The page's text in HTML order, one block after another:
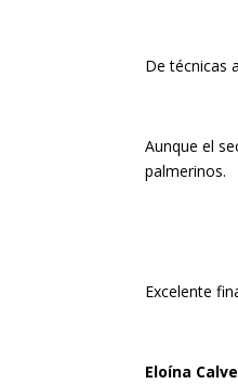
De técnicas
Aunque el
palmerinos.
Excelente
Eloína